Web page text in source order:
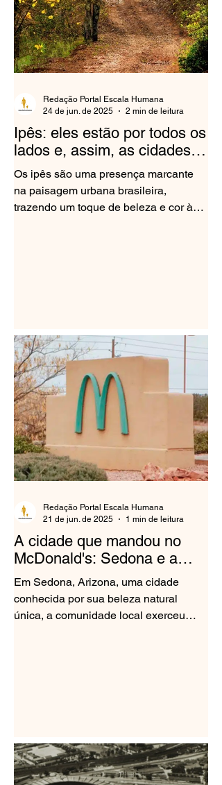
Ipês: eles estão por todos os
lados e, assim, as cidades
vão ficando mais coloridas
Os ipês são uma presença marcante
na paisagem urbana brasileira,
trazendo um toque de beleza e cor às
Redação Portal Escala Humana
24 de jun. de 2025
2 min de leitura
A cidade que mandou no
McDonald's: Sedona e a
harmonia visual
Em Sedona, Arizona, uma cidade
conhecida por sua beleza natural
única, a comunidade local exerceu
Redação Portal Escala Humana
21 de jun. de 2025
1 min de leitura